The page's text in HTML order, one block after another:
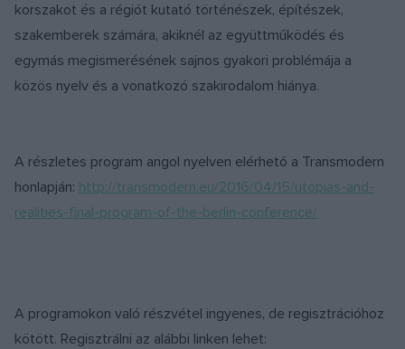
korszakot és a régiót kutató történészek, építészek,
szakemberek számára, akiknél az együttműködés és
egymás megismerésének sajnos gyakori problémája a
közös nyelv és a vonatkozó szakirodalom hiánya.
A részletes program angol nyelven elérhető a Transmodern
honlapján: http://transmodern.eu/2016/04/15/utopias-and-
realities-final-program-of-the-berlin-conference/
A programokon való részvétel ingyenes, de regisztrációhoz
kötött. Regisztrálni az alábbi linken lehet: